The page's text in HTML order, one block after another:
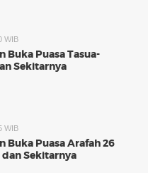
WIB
Buka Puasa Tasua-
Sekitarnya
WIB
Buka Puasa Arafah 26
Sekitarnya